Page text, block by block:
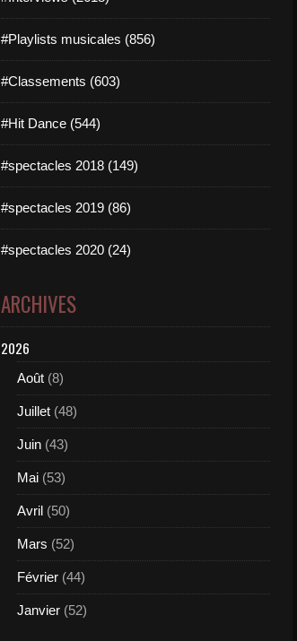
#Playlists musicales (856)
#Classements (603)
#Hit Dance (544)
#spectacles 2018 (149)
#spectacles 2019 (86)
#spectacles 2020 (24)
ARCHIVES
2026
Août (8)
Juillet (48)
Juin (43)
Mai (53)
Avril (50)
Mars (52)
Février (44)
Janvier (52)